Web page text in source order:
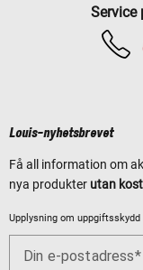
Service
Louis-nyhetsbrevet
Få all information om
nya produkter utan
Upplysning om uppgiftsskydd
Din e-postadress